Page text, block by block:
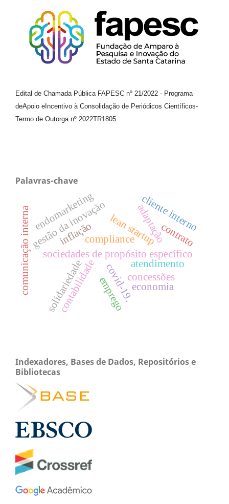
Edital de Chamada Pública FAPESC nº 21/2022 - Programa
deApoio e Incentivo à Consolidação de Periódicos Científicos-
Termo de Outorga nº 2022TR1805
Palavras-chave
covid-19.concessões
sociedades de propósito específico
compliance
lean startup
gestão da inovação adaptação
comunicação interna atendimento
solidariedade economia
endomarketing
contabilidadeemprego
contrato
inflação
cliente interno
Indexadores, Bases de Dados, Repositórios e
Bibliotecas